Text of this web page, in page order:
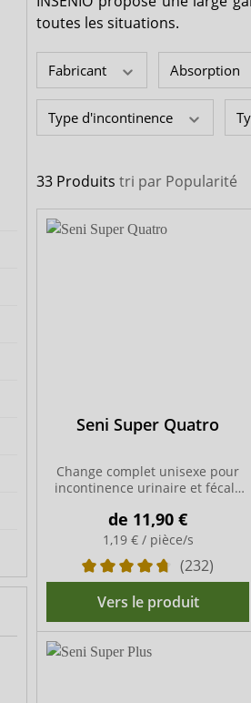
Medi-Inn
toutes les situations.
Fabricant Absorption
Type d'incontinence
33 Produits tri par Popularité
Seni Super Quatro
Change complet unisexe pour
incontinence urinaire et fécale
de 11,90 €
1,19 € / pièce/s
(232)
Vers le produit